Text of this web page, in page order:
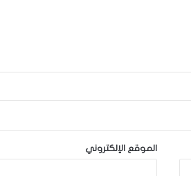
الموقع الإلكتروني